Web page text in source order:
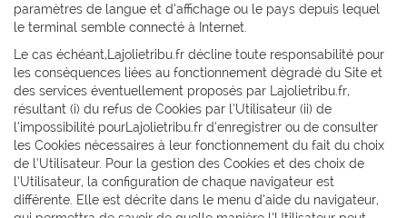
paramètres de langue et d’affichage ou le pays depuis lequel
le terminal semble connecté à Internet.
Le cas échéant,Lajolietribu.fr décline toute responsabilité pour
les conséquences liées au fonctionnement dégradé du Site et
des services éventuellement proposés par Lajolietribu.fr,
résultant (i) du refus de Cookies par l’Utilisateur (ii) de
l’impossibilité pourLajolietribu.fr d’enregistrer ou de consulter
les Cookies nécessaires à leur fonctionnement du fait du choix
de l’Utilisateur. Pour la gestion des Cookies et des choix de
l’Utilisateur, la configuration de chaque navigateur est
différente. Elle est décrite dans le menu d’aide du navigateur,